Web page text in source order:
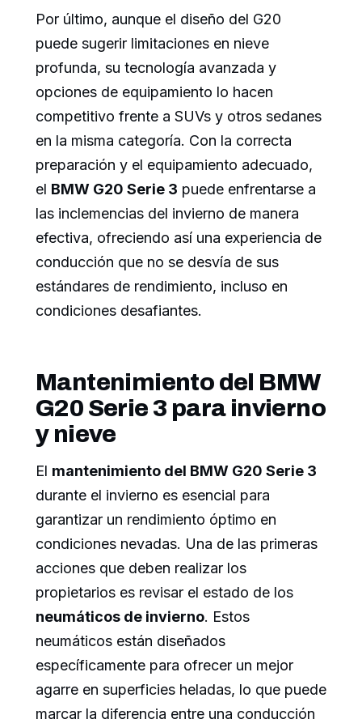
Por último, aunque el diseño del G20
puede sugerir limitaciones en nieve
profunda, su tecnología avanzada y
opciones de equipamiento lo hacen
competitivo frente a SUVs y otros sedanes
en la misma categoría. Con la correcta
preparación y el equipamiento adecuado,
el BMW G20 Serie 3 puede enfrentarse a
las inclemencias del invierno de manera
efectiva, ofreciendo así una experiencia de
conducción que no se desvía de sus
estándares de rendimiento, incluso en
condiciones desafiantes.
Mantenimiento del BMW
G20 Serie 3 para invierno
y nieve
El mantenimiento del BMW G20 Serie 3
durante el invierno es esencial para
garantizar un rendimiento óptimo en
condiciones nevadas. Una de las primeras
acciones que deben realizar los
propietarios es revisar el estado de los
neumáticos de invierno. Estos
neumáticos están diseñados
específicamente para ofrecer un mejor
agarre en superficies heladas, lo que puede
marcar la diferencia entre una conducción